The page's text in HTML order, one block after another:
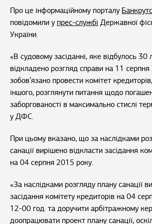
Про це інформаційному порталу
повідомили у прес-службі Державної
України.
«В судовому засіданні, яке відбулось
відкладено розгляд справи на 11
зобов’язано провести комітет
іншого, розглянути питання щодо
заборгованості в максимально стислі
у ДФС.
При цьому вказано, що за наслідками
санації вирішено відкласти засідання
на 04 серпня 2015 року.
«За наслідками розгляду плану санації
засідання комітету кредиторів на 04
12-00 год. та доручити арбітражному
доопрацювати проект плану санації,